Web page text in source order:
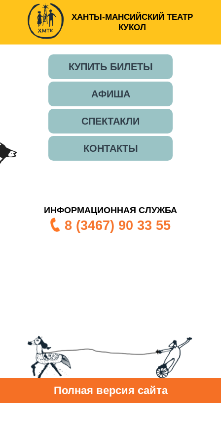
ХАНТЫ-МАНСИЙСКИЙ ТЕАТР
КУКОЛ
КУПИТЬ БИЛЕТЫ
АФИША
СПЕКТАКЛИ
КОНТАКТЫ
ИНФОРМАЦИОННАЯ СЛУЖБА
8 (3467) 90 33 55
Полная версия сайта